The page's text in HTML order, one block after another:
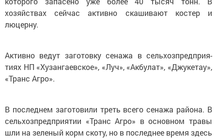
хозяйствах сейчас активно скашивают костер и
люцерну.
Активно ведут заготовку сенажа в сельхозпредприя­
тиях НП «Хузангаевское», «Луч», «Акбулат», «Джукетау»,
«Транс Агро».
В последнем заготовили треть всего сенажа района. В
сельхозпредприятии «Транс Агро» в основном травы
шли на зеленый корм скоту, но в последнее время здесь